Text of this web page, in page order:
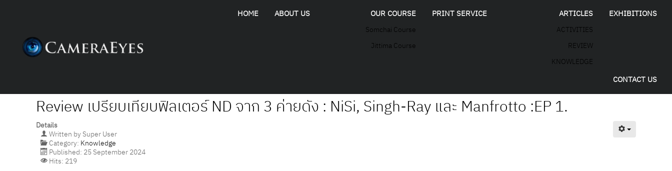
HOME ABOUT US OUR COURSE
Somchai Course
Jittima Course
PRINT SERVICE ARTICLES
ACTIVITIES
REVIEW
KNOWLEDGE
EXHIBITIONS
CONTACT US
Review เปรียบเทียบฟิลเตอร์ ND จาก 3 ค่ายดัง : NiSi, Singh-Ray และ Manfrotto :EP 1.
Details
Written bySuper User
Category: Knowledge
Published: 25 September 2024
Hits: 219